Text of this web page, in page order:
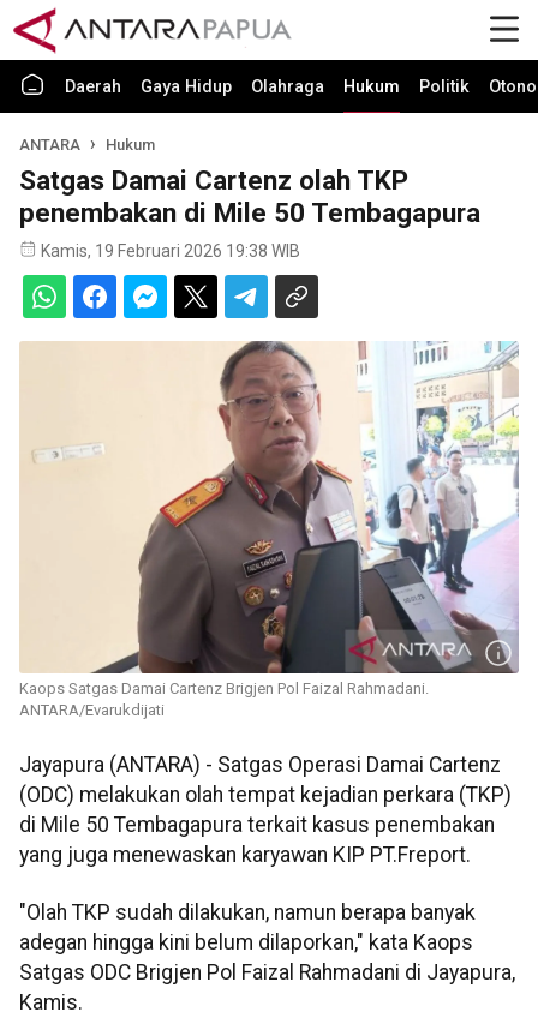
Daerah Gaya Hidup Olahraga Hukum Politik
ANTARA Hukum
Satgas Damai Cartenz olah TKP
penembakan di Mile 50 Tembagapura
Kamis, 19 Februari 2026 19:38 WIB
Kaops Satgas Damai Cartenz Brigjen Pol Faizal Rahmadani.
ANTARA/Evarukdijati
Jayapura (ANTARA) - Satgas Operasi Damai Cartenz
(ODC) melakukan olah tempat kejadian perkara (TKP)
di Mile 50 Tembagapura terkait kasus penembakan
yang juga menewaskan karyawan KIP PT.Freport.
"Olah TKP sudah dilakukan, namun berapa banyak
adegan hingga kini belum dilaporkan," kata Kaops
Satgas ODC Brigjen Pol Faizal Rahmadani di Jayapura,
Kamis.